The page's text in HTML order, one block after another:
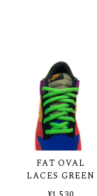
FAT OVAL
LACES GREEN